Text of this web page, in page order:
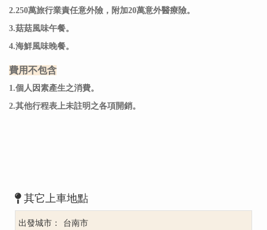
2.250萬旅行業責任意外險，附加20萬意外醫療險。
3.菇菇風味午餐。
4.海鮮風味晚餐。
費用不包含
1.個人因素產生之消費。
2.其他行程表上未註明之各項開銷。
其它上車地點
台南市